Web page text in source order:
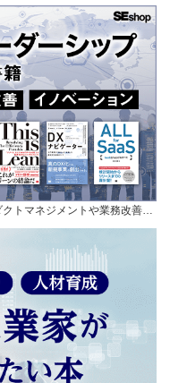
クトマネジメントや業務改善…